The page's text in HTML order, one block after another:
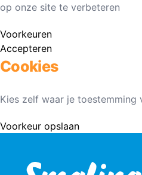
op onze site te verbeteren
Voorkeuren
Accepteren
Cookies
Kies zelf waar je toestemming
Voorkeur opslaan